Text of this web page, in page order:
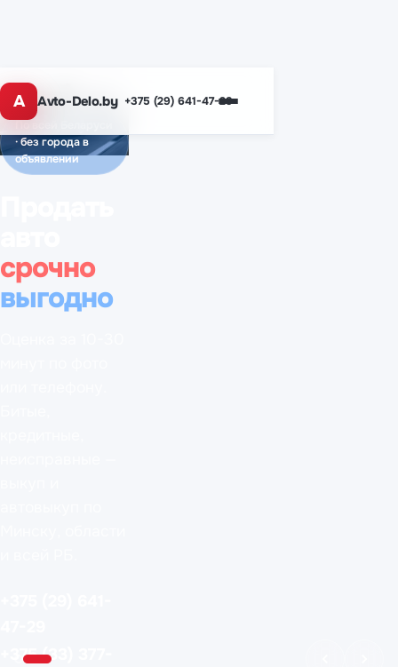
A Avto-Delo.by +375 (29) 641-47-29
· без города в
объявлении
срочно
выгодно
+375 (33) 377-